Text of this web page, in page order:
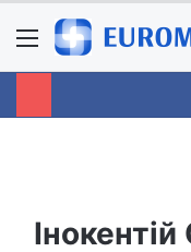
Menu